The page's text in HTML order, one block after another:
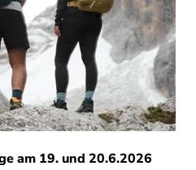
am 19. und 20.6.2026